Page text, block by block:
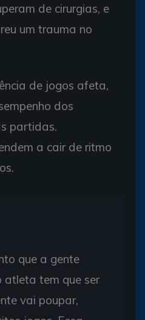
de cirurgias, e
um trauma no
de jogos afeta,
dos
partidas.
a cair de ritmo
que a gente
atleta tem que ser
vai poupar,